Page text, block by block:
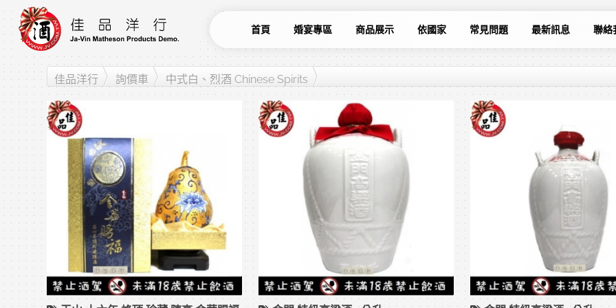
首頁 婚宴專區 商品展示 依國家 常見問題 最新訊息 聯絡
佳品洋行 詢價車 中式白、烈酒 Chinese Spirits